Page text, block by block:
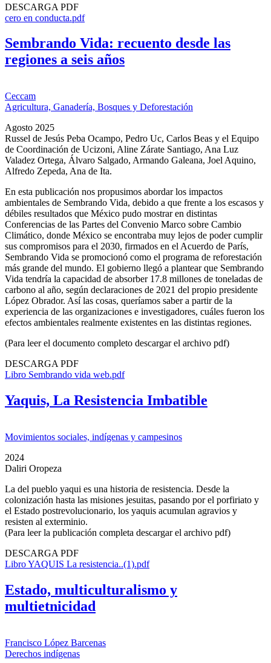
DESCARGA PDF
cero en conducta.pdf
Sembrando Vida: recuento desde las
regiones a seis años
Ceccam
Agricultura, Ganadería, Bosques y Deforestación
Agosto 2025
Russel de Jesús Peba Ocampo, Pedro Uc, Carlos Beas y el Equipo
de Coordinación de Ucizoni, Aline Zárate Santiago, Ana Luz
Valadez Ortega, Álvaro Salgado, Armando Galeana, Joel Aquino,
Alfredo Zepeda, Ana de Ita.
En esta publicación nos propusimos abordar los impactos
ambientales de Sembrando Vida, debido a que frente a los escasos y
débiles resultados que México pudo mostrar en distintas
Conferencias de las Partes del Convenio Marco sobre Cambio
Climático, donde México se encontraba muy lejos de poder cumplir
sus compromisos para el 2030, firmados en el Acuerdo de París,
Sembrando Vida se promocionó como el programa de reforestación
más grande del mundo. El gobierno llegó a plantear que Sembrando
Vida tendría la capacidad de absorber 17.8 millones de toneladas de
carbono al año, según declaraciones de 2021 del propio presidente
López Obrador. Así las cosas, queríamos saber a partir de la
experiencia de las organizaciones e investigadores, cuáles fueron los
efectos ambientales realmente existentes en las distintas regiones.
(Para leer el documento completo descargar el archivo pdf)
DESCARGA PDF
Libro Sembrando vida web.pdf
Yaquis, La Resistencia Imbatible
Movimientos sociales, indígenas y campesinos
2024
Daliri Oropeza
La del pueblo yaqui es una historia de resistencia. Desde la
colonización hasta las misiones jesuitas, pasando por el porfiriato y
el Estado postrevolucionario, los yaquis acumulan agravios y
resisten al exterminio.
(Para leer la publicación completa descargar el archivo pdf)
DESCARGA PDF
Libro YAQUIS La resistencia..(1).pdf
Estado, multiculturalismo y
multietnicidad
Francisco López Barcenas
Derechos indígenas